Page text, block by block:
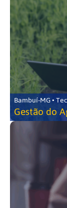
Gestão do